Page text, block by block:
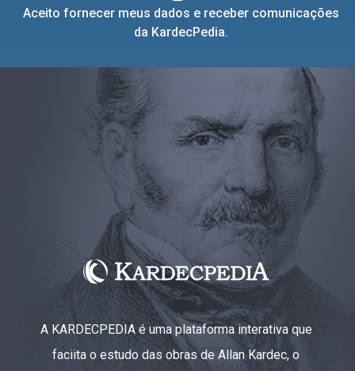
Aceito fornecer meus dados e receber comunicações
da KardecPedia.
A KARDECPEDIA é uma plataforma interativa que
faciita o estudo das obras de Allan Kardec, o